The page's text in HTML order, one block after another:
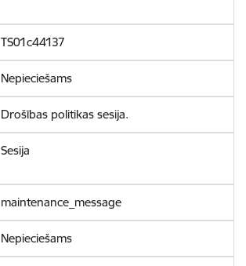
TS01c44137
Nepieciešams
Drošības politikas sesija.
Sesija
maintenance_message
Nepieciešams